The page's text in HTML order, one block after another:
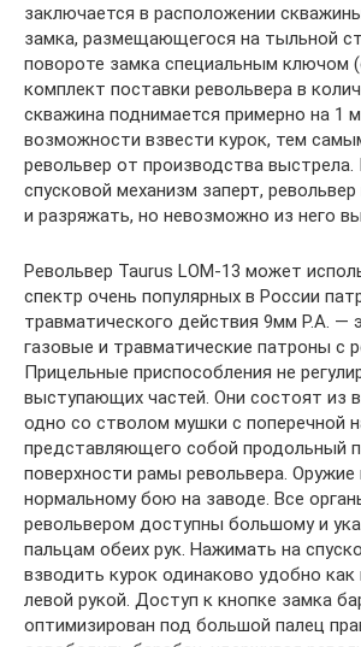
заключается в расположении
замка, размещающегося на тыльной
повороте замка специальным ключом
комплект поставки револьвера в
скважина поднимается примерно на 1
возможности взвести курок, тем
револьвер от производства
спусковой механизм заперт,
и разряжать, но невозможно из него
Револьвер Taurus LOM-13 может
спектр очень популярных в России
травматического действия 9мм Р.А. —
газовые и травматические патроны с
Прицельные приспособления не
выступающих частей. Они состоят из
одно со стволом мушки с поперечной
представляющего собой продольный
поверхности рамы револьвера. Оружие
нормальному бою на заводе. Все
револьвером доступны большому и
пальцам обеих рук. Нажимать на
взводить курок одинаково удобно как
левой рукой. Доступ к кнопке замка
оптимизирован под большой палец